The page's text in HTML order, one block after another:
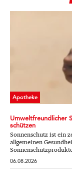
Apotheke
Umweltfreundlicher
schützen
Sonnenschutz ist ein
allgemeinen
06.08.2026